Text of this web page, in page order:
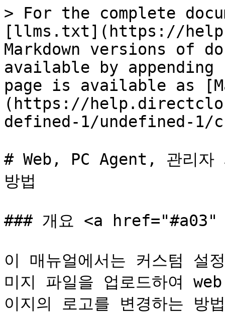
> For the complete
[llms.txt](https://
Markdown versions of
available by
page is available as
(https://
defined-1/undefined-1/
# Web, PC Agent, 관리자
방법
### 개요 <a
이 매뉴얼에서는 커스텀 설
미지 파일을 업로드하여
이지의 로고를 변경하는 방